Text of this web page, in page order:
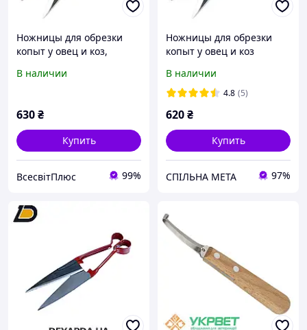
Ножницы для обрезки
копыт у овец и коз,
В наличии
630₴
Купить
ВсесвітПлюс 99%
Ножницы для обрезки
копыт у овец и коз
В наличии
4.8 (5)
620₴
Купить
СПІЛЬНА МЕТА 97%